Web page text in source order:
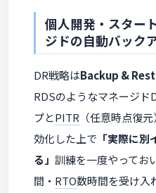
個人開発・スター
ジドの自動バック
DR戦略はBackup &
RDSのようなマネージド
プとPITR （任意時点復
効化した上で 「実際に
る」 訓練を一度やってお
間・ RTO数時間を受け入